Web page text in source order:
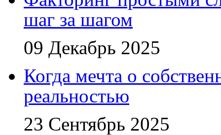
шаг за шагом
09 Декабрь 2025
Когда мечта о
реальностью
23 Сентябрь 2025